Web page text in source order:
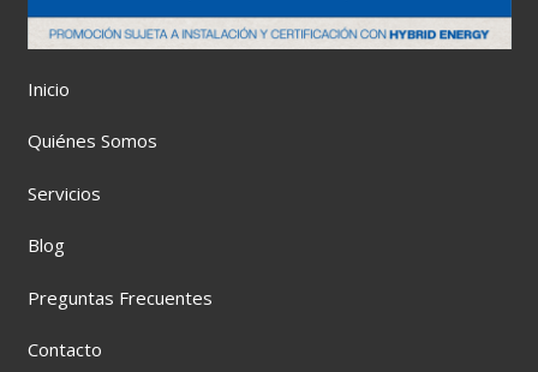
Inicio
Quiénes Somos
Servicios
Blog
Preguntas Frecuentes
Contacto